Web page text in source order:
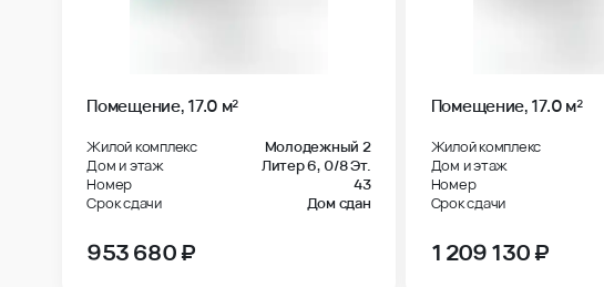
Помещение, 17.0 м²
Жилой комплекс
Молодежный 2
Дом и этаж
Литер 6, 0/8 Эт.
Номер
43
Срок сдачи
Дом сдан
953 680 ₽
Помещение, 17.0 м²
Жилой комплекс
Дом и этаж
Номер
Срок сдачи
1 209 130 ₽